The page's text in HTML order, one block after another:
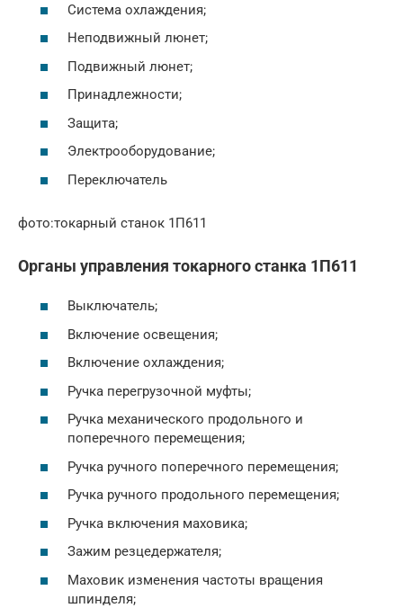
Система охлаждения;
Неподвижный люнет;
Подвижный люнет;
Принадлежности;
Защита;
Электрооборудование;
Переключатель
фото:токарный станок 1П611
Органы управления токарного станка 1П611
Выключатель;
Включение освещения;
Включение охлаждения;
Ручка перегрузочной муфты;
Ручка механического продольного и
поперечного перемещения;
Ручка ручного поперечного перемещения;
Ручка ручного продольного перемещения;
Ручка включения маховика;
Зажим резцедержателя;
Маховик изменения частоты вращения
шпинделя;